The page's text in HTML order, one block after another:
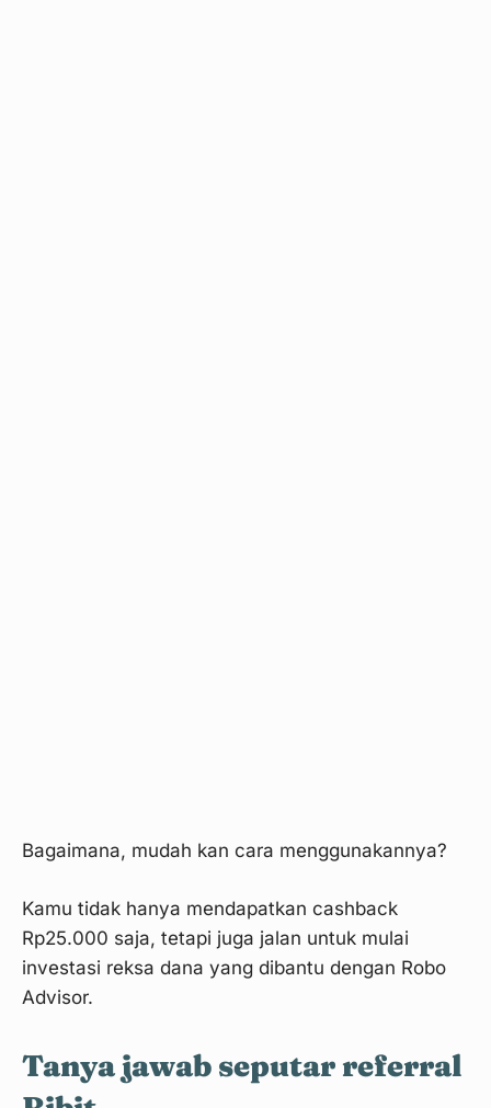
Bagaimana, mudah kan cara menggunakannya?
Kamu tidak hanya mendapatkan cashback
Rp25.000 saja, tetapi juga jalan untuk mulai
investasi reksa dana yang dibantu dengan Robo
Advisor.
Tanya jawab seputar referral